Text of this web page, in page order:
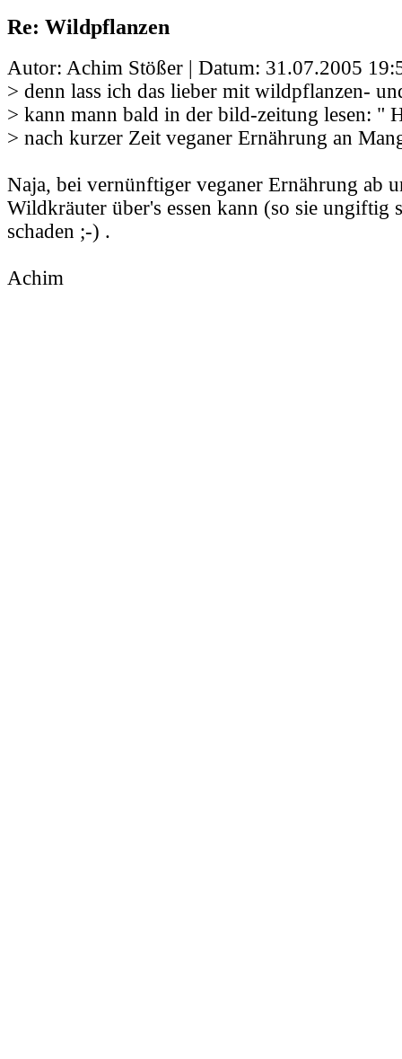
Re: Wildpflanzen
Autor: Achim Stößer | Datum: 31.07.2005
> denn lass ich das lieber mit wildpflanzen-
> kann mann bald in der bild-zeitung lesen: "
> nach kurzer Zeit veganer Ernährung an
Naja, bei vernünftiger veganer Ernährung ab
Wildkräuter über's essen kann (so sie ungiftig
schaden ;-) .
Achim